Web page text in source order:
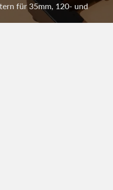
für 35mm, 120- und